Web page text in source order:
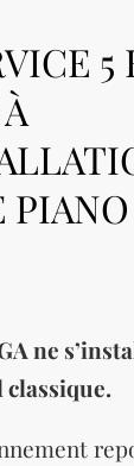
5
ne